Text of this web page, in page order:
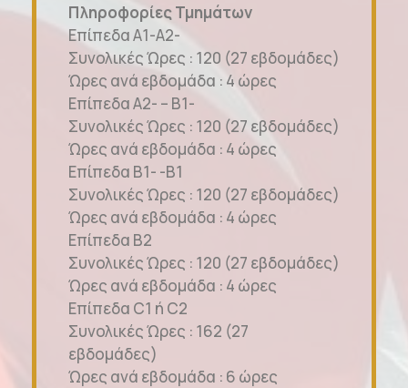
Πληροφορίες Τμημάτων
Επίπεδα Α1-A2-
Συνολικές Ώρες : 120 (27 εβδομάδες)
Ώρες ανά εβδομάδα : 4 ώρες
Επίπεδα A2- – B1-
Συνολικές Ώρες : 120 (27 εβδομάδες)
Ώρες ανά εβδομάδα : 4 ώρες
Επίπεδα B1- -B1
Συνολικές Ώρες : 120 (27 εβδομάδες)
Ώρες ανά εβδομάδα : 4 ώρες
Επίπεδα Β2
Συνολικές Ώρες : 120 (27 εβδομάδες)
Ώρες ανά εβδομάδα : 4 ώρες
Επίπεδα C1 ή C2
Συνολικές Ώρες : 162 (27
εβδομάδες)
Ώρες ανά εβδομάδα : 6 ώρες